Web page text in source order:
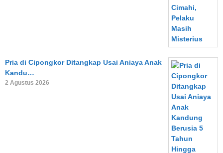
Pria di Cipongkor Ditangkap Usai Aniaya Anak
Kandu…
2 Agustus 2026